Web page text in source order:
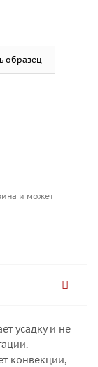
образец
и может
усадку и не
конвекции,